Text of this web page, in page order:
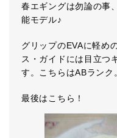
春エギングは勿論の事
能モデル♪
グリップのEVAに軽め
ス・ガイドには目立つ
す。こちらはABランク
最後はこちら！